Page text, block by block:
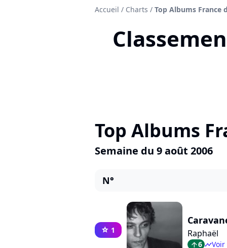
Accueil / Charts / Top Albums France
Top Albums
Semaine du 9 août 2006
N°
star 1 Raphaël
arrow_top6 timelineVoir